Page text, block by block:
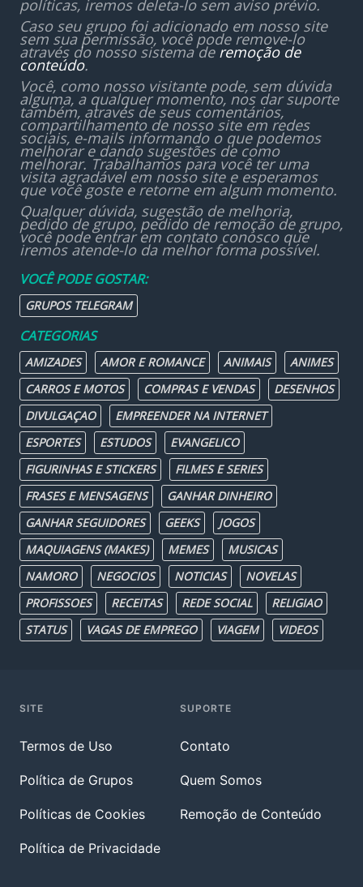
políticas, iremos deleta-lo sem aviso prévio.
Caso seu grupo foi adicionado em nosso site
sem sua permissão, você pode remove-lo
através do nosso sistema de remoção de
conteúdo.
Você, como nosso visitante pode, sem dúvida
alguma, a qualquer momento, nos dar suporte
também, através de seus comentários,
compartilhamento de nosso site em redes
sociais, e-mails informando o que podemos
melhorar e dando sugestões de como
melhorar. Trabalhamos para você ter uma
visita agradável em nosso site e esperamos
que você goste e retorne em algum momento.
Qualquer dúvida, sugestão de melhoria,
pedido de grupo, pedido de remoção de grupo,
você pode entrar em contato conosco que
iremos atende-lo da melhor forma possível.
VOCÊ PODE GOSTAR:
GRUPOS TELEGRAM
CATEGORIAS
AMIZADES AMOR E ROMANCE ANIMAIS
ANIMES
CARROS E MOTOS
COMPRAS E VENDAS
DESENHOS
DIVULGAÇAO
EMPREENDER NA INTERNET
ESPORTES
ESTUDOS
EVANGELICO
FIGURINHAS E STICKERS
FILMES E SERIES
FRASES E MENSAGENS
GANHAR DINHEIRO
GANHAR SEGUIDORES
GEEKS
JOGOS
MAQUIAGENS (MAKES)
MEMES
MUSICAS
NAMORO
NEGOCIOS NOTICIAS
NOVELAS
PROFISSOES
RECEITAS REDE SOCIAL
RELIGIAO
STATUS
VAGAS DE EMPREGO VIAGEM VIDEOS
SITE
Termos de Uso
Política de Grupos
Políticas de Cookies
Política de Privacidade
SUPORTE
Contato
Quem Somos
Remoção de Conteúdo